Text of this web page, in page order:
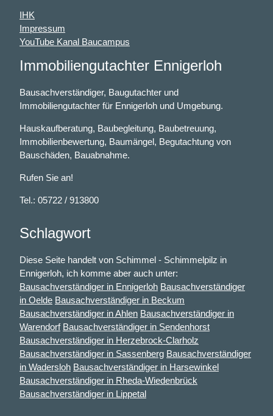
IHK
Impressum
YouTube Kanal Baucampus
Immobiliengutachter Ennigerloh
Bausachverständiger, Baugutachter und
Immobiliengutachter für Ennigerloh und Umgebung.
Hauskaufberatung, Baubegleitung, Baubetreuung,
Immobilienbewertung, Baumängel, Begutachtung von
Bauschäden, Bauabnahme.
Rufen Sie an!
Tel.: 05722 / 913800
Schlagwort
Diese Seite handelt von Schimmel - Schimmelpilz in
Ennigerloh, ich komme aber auch unter:
Bausachverständiger in Ennigerloh Bausachverständiger
in Oelde Bausachverständiger in Beckum
Bausachverständiger in Ahlen Bausachverständiger in
Warendorf Bausachverständiger in Sendenhorst
Bausachverständiger in Herzebrock-Clarholz
Bausachverständiger in Sassenberg Bausachverständiger
in Wadersloh Bausachverständiger in Harsewinkel
Bausachverständiger in Rheda-Wiedenbrück
Bausachverständiger in Lippetal